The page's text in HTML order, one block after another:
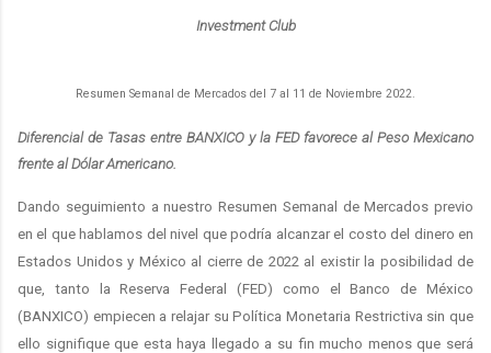
Investment Club
Resumen Semanal de Mercados del 7 al 11 de Noviembre 2022.
Diferencial de Tasas entre BANXICO y la FED favorece al Peso Mexicano
frente al Dólar Americano.
Dando seguimiento a nuestro Resumen Semanal de Mercados previo
en el que hablamos del nivel que podría alcanzar el costo del dinero en
Estados Unidos y México al cierre de 2022 al existir la posibilidad de
que, tanto la Reserva Federal (FED) como el Banco de México
(BANXICO) empiecen a relajar su Política Monetaria Restrictiva sin que
ello signifique que esta haya llegado a su fin mucho menos que será